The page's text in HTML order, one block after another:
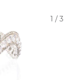
1 / 3